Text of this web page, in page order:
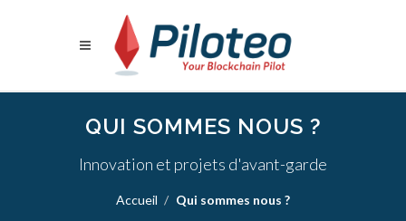
QUI SOMMES NOUS ?
Innovation et projets d'avant-garde
Accueil Qui sommes nous ?